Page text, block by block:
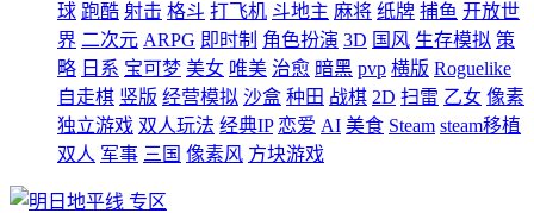
球 跑酷 射击 格斗 打飞机 斗地主 麻将 纸牌 捕鱼 开放世
界 二次元 ARPG 即时制 角色扮演 3D 国风 生存模拟 策
略 日系 宝可梦 美女 唯美 治愈 暗黑 pvp 横版 Roguelike
自走棋 竖版 经营模拟 沙盒 种田 战棋 2D 扫雷 乙女 像素
独立游戏 双人玩法 经典IP 恋爱 AI 美食 Steam steam移植
双人 军事 三国 像素风 方块游戏
专区